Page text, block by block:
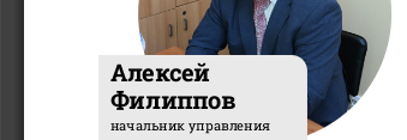
Алексей
Филиппов
начальник управления